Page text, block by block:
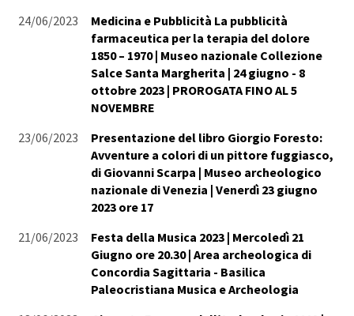
24/06/2023
Medicina e Pubblicità La pubblicità
farmaceutica per la terapia del dolore
1850 – 1970 | Museo nazionale Collezione
Salce Santa Margherita | 24 giugno - 8
ottobre 2023 | PROROGATA FINO AL 5
NOVEMBRE
23/06/2023
Presentazione del libro Giorgio Foresto:
Avventure a colori di un pittore fuggiasco,
di Giovanni Scarpa | Museo archeologico
nazionale di Venezia | Venerdì 23 giugno
2023 ore 17
21/06/2023
Festa della Musica 2023 | Mercoledì 21
Giugno ore 20.30 | Area archeologica di
Concordia Sagittaria - Basilica
Paleocristiana Musica e Archeologia